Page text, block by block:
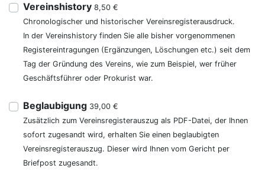
Vereinshistory 8,50 €
Chronologischer und historischer Vereinsregisterausdruck.
In der Vereinshistory finden Sie alle bisher vorgenommenen
Registereintragungen (Ergänzungen, Löschungen etc.) seit dem
Tag der Gründung des Vereins, wie zum Beispiel, wer früher
Geschäftsführer oder Prokurist war.
Beglaubigung 39,00 €
Zusätzlich zum Vereinsregisterauszug als PDF-Datei, der Ihnen
sofort zugesandt wird, erhalten Sie einen beglaubigten
Vereinsregisterauszug. Dieser wird Ihnen vom Gericht per
Briefpost zugesandt.